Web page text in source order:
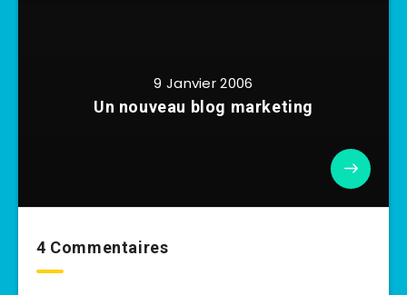
9 Janvier 2006
Un nouveau blog marketing
4 Commentaires